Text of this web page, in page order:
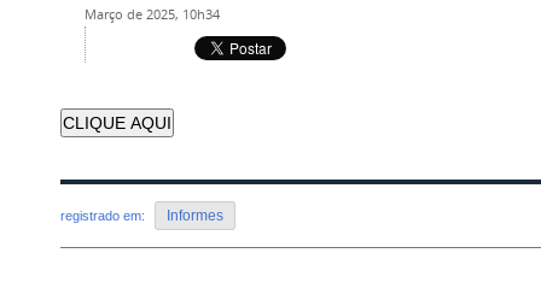
Março de 2025, 10h34
CLIQUE AQUI
registrado em: Informes